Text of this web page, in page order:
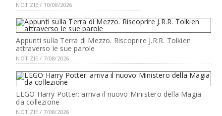
NOTIZIE / 10/08/2026
Appunti sulla Terra di Mezzo. Riscoprire J.R.R. Tolkien
attraverso le sue parole
NOTIZIE / 7/08/2026
LEGO Harry Potter: arriva il nuovo Ministero della Magia
da collezione
NOTIZIE / 7/08/2026